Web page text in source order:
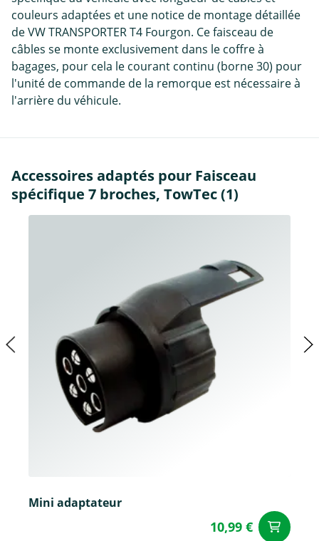
couleurs adaptées et une notice de montage détaillée
de VW TRANSPORTER T4 Fourgon. Ce faisceau de
câbles se monte exclusivement dans le coffre à
bagages, pour cela le courant continu (borne 30) pour
l'unité de commande de la remorque est nécessaire à
l'arrière du véhicule.
Accessoires adaptés pour Faisceau
spécifique 7 broches, TowTec (1)
Mini adaptateur
10,99 €